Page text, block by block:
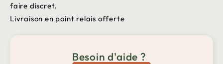
faire discret.
Livraison en point relais offerte
Besoin d'aide ?